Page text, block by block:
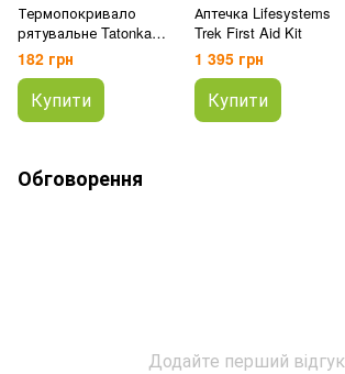
Термопокривало
рятувальне Tatonka
Rettungsdecke Gold
182 грн
Купити
Аптечка Lifesystems
Trek First Aid Kit
1 395 грн
Купити
Обговорення
Додайте перший відгук